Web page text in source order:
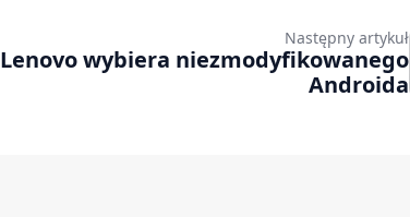
Następny artykuł
Lenovo wybiera niezmodyfikowanego
Androida